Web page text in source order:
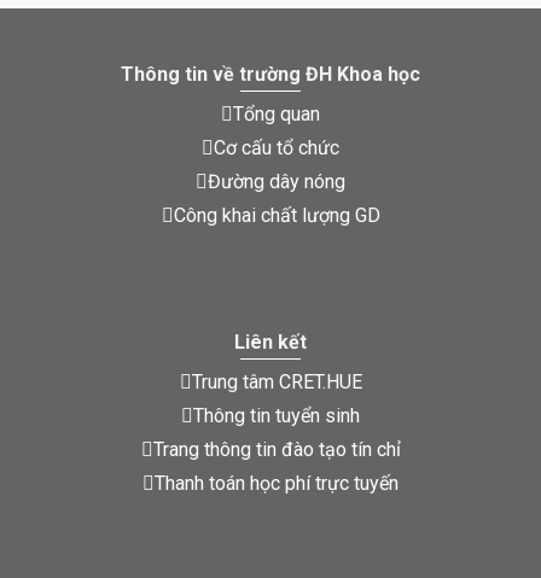
Thông tin về trường ĐH Khoa học
Tổng quan
Cơ cấu tổ chức
Đường dây nóng
Công khai chất lượng GD
Liên kết
Trung tâm CRET.HUE
Thông tin tuyển sinh
Trang thông tin đào tạo tín chỉ
Thanh toán học phí trực tuyến